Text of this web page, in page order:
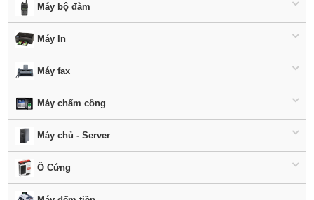
Máy bộ đàm
Máy In
Máy fax
Máy chấm công
Máy chủ - Server
Ổ Cứng